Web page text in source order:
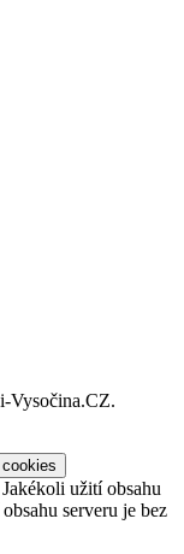
Vysočina.CZ.
užití obsahu
serveru je bez